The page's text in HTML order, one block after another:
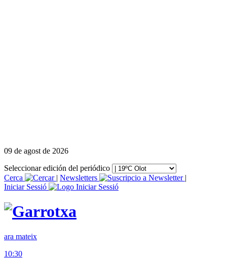
09 de agost de 2026
Seleccionar edición del periódico
Cerca
| Newsletters
|
Iniciar Sessió
ara mateix
10:30